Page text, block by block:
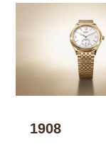
1908